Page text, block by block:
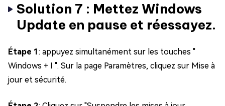
Solution 7 : Mettez Windows
Update en pause et réessayez.
Étape 1: appuyez simultanément sur les touches "
Windows + I ". Sur la page Paramètres, cliquez sur Mise à
jour et sécurité.